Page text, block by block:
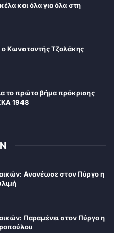
και όλα για όλα στη
Κωνσταντής Τζολάκης
το πρώτο βήμα πρόκρισης
1948
Ανανέωσε στον Πύργο η
Παραμένει στον Πύργο η